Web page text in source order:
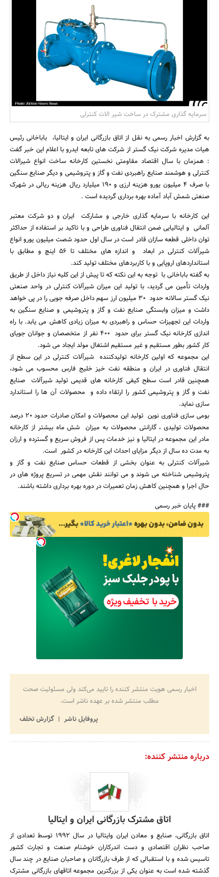
مسکن و ساختمان
جستجو
سرمایه گذاری مشترک در ساخت شیر الات کنترلی
به گزارش اخبار رسمی به نقل از اتاق بازرگانی ایران و ایتالیا، باباخانی رئیس
هیات مدیره شرکت نیک گستر از شرکت های تابعه ایدرو با اعلام این خبر گفت
: همزمان با سال اقتصاد مقاومتی نخستین کارخانه ساخت انواع شیرالات
کنترلی و هوشمند صنایع راهبردی نفت و گاز و پتروشیمی و دیگر صنایع سنگین
با صرف 4 میلیون یورو هزینه ارزی و 190 میلیارد ریال هزینه ریالی در شهرک
صنعتی شمش آباد آماده بهره برداری گردیده است .
این کارخانه با سرمایه گذاری خارجی و مشارکت ایران و دو شرکت معتبر
آلمانی و ایتالیایی ضمن انتقال فناوری طراحی و با تاکید بر استفاده از حداکثر
توان داخلی قطعه سازان قادر است در سال اول حدود شصت میلیون یورو انواع
شیرآلات کنترلی در ابعاد و اندازه های مختلف تا 56 اینچ و مطابق با
استانداردهای اروپایی و با کاربردهای مختلف تولید کند.
به گفته باباخانی با توجه به این نکته که تا پیش از این کلیه نیاز داخل از طریق
واردات تأمین می گردید، با تولید این میزان شیرآلات کنترلی در واحد صنعتی
نیک گستر سالانه حدود 30 میلیون ارز سهم داخل صرفه جویی را در پی خواهد
داشت و میزان وابستگی صنایع نفت و گاز و پتروشیمی و صنایع سنگین به
واردات این تجهیزات حساس و راهبردی به میزان زیادی کاهش می یابد. با راه
اندازی کارخانه نیک گستر برای حدود 400 نفر از متخصصان و جوانان جویای
کار کشور بطور مستقیم و غیر مستقیم اشتغال مولد ایجاد می شود.
این مجموعه که اولین کارخانه تولیدکننده شیرآلات کنترلی در این سطح از
انتقال فناوری در ایران و منطقه نفت خیز خلیج فارس محسوب می شود،
همچنین قادر است سطح کیفی کارخانه های قدیمی تولید شیرآلات صنایع
نفت و گاز و پتروشیمی کشور را ارتقاء داده و محصولات آن ها را استاندارد
سازی نماید.
بومی سازی فناوری نوین تولید این محصولات و امکان صادرات حدود 20 درصد
محصولات تولیدی ، گارانتی محصولات به میزان شش ماه بیشتر از کارخانه
مادر این مجموعه در ایتالیا و نیز خدمات پس از فروش سریع و گسترده و ارزان
به مدت ده سال از دیگر مزایای احداث این کارخانه در کشور است.
شیرآلات کنترلی به عنوان بخشی از قطعات حساس صنایع نفت و گاز و
پتروشیمی شناخته می شوند و می توانند نقش مهمی در تسریع پروژه های در
حال اجرا و همچنین کاهش زمان تعمیرات در دوره بهره برداری داشته باشند.
### پایان خبر رسمی
اخبار رسمی هویت منتشر کننده را تایید می‌کند ولی مسئولیت صحت
مطلب منتشر شده بر عهده ناشر است.
پروفایل ناشر
گزارش تخلف
درباره منتشر کننده:
اتاق مشترک بازرگانی ایران و ایتالیا
اتاق بازرگانی، صنایع و معادن ایران وایتالیا در سال 1992 توسط تعدادی از
صاحب نظران اقتصادی و دست اندرکاران خوشنام صنعت و تجارت کشور
تاسیس شده و با استقبالی که از طرف بازرگانان و صاحبان صنایع در چند سال
گذشته شده است به عنوان یکی از بزرگترین مجموعه اتاقهای بازرگانی مشترک